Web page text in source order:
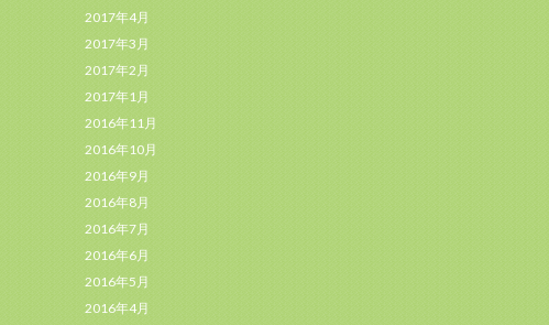
2017年4月
2017年3月
2017年2月
2017年1月
2016年11月
2016年10月
2016年9月
2016年8月
2016年7月
2016年6月
2016年5月
2016年4月